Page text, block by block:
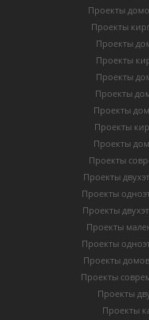
Проекты
Проекты
Проекты
Проекты
Проекты
Проекты
Проекты
Проекты
Проекты
Проекты
Проекты
Проекты
Проекты
Проекты
Проекты
Проекты
Проекты
Проекты
Проекты